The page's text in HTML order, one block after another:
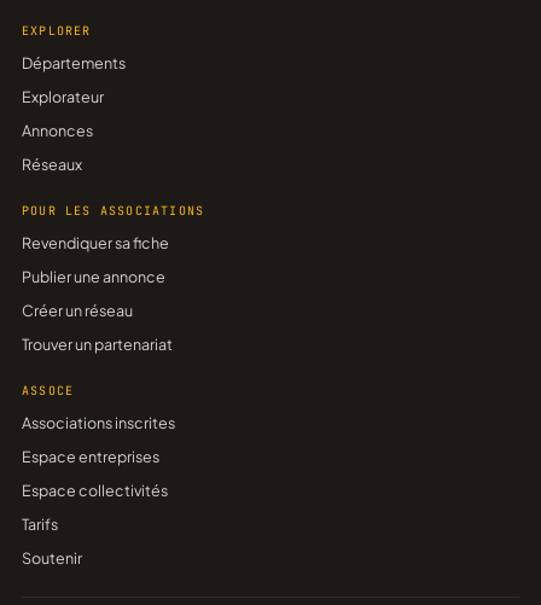
EXPLORER
Départements
Explorateur
Annonces
Réseaux
POUR LES ASSOCIATIONS
Revendiquer sa fiche
Publier une annonce
Créer un réseau
Trouver un partenariat
ASSOCE
Associations inscrites
Espace entreprises
Espace collectivités
Tarifs
Soutenir